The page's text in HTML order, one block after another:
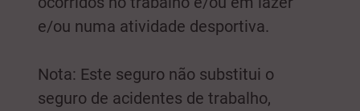
e/ou numa atividade desportiva.
Nota: Este seguro não substitui o
seguro de acidentes de trabalho,